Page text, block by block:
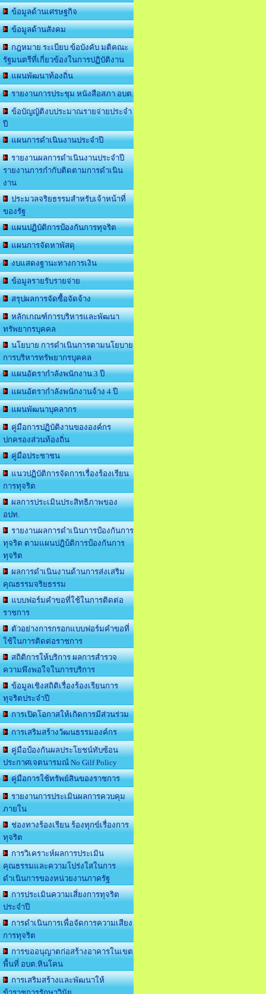
ข้อมูลด้านเศรษฐกิจ
ข้อมูลด้านสังคม
กฎหมาย ระเบียบ ข้อบังคับ มติคณะ
รัฐมนตรีที่เกี่ยวข้องในการปฏิบัติงาน
แผนพัฒนาท้องถิ่น
รายงานการประชุม หนังสือสภา อบต.
ข้อบัญญัติงบประมาณรายจ่ายประจำ
ปี
แผนการดำเนินงานประจำปี
รายงานผลการดำเนินงานประจำปี
รายงานการกำกับติดตามการดำเนิน
งาน
ประมวลจริยธรรมสำหรับเจ้าหน้าที่
ของรัฐ
แผนปฏิบัติการป้องกันการทุจริต
แผนการจัดหาพัสดุ
งบแสดงฐานะทางการเงิน
ข้อมูลรายรับรายจ่าย
สรุปผลการจัดซื้อจัดจ้าง
หลักเกณฑ์การบริหารและพัฒนา
ทรัพยากรบุคคล
นโยบาย การดำเนินการตามนโยบาย
การบริหารทรัพยากรบุคคล
แผนอัตรากำลังพนักงาน 3 ปี
แผนอัตรากำลังพนักงานจ้าง 4 ปี
แผนพัฒนาบุคลากร
คู่มือการปฏิบัติงานขององค์กร
ปกครองส่วนท้องถิ่น
คู่มือประชาชน
แนวปฏิบัติการจัดการเรื่องร้องเรียน
การทุจริต
ผลการประเมินประสิทธิภาพของ
อปท.
รายงานผลการดำเนินการป้องกันการ
ทุจริต ตามแผนปฎิบ้ติการป้องกันการ
ทุจริต
ผลการดำเนินงานด้านการส่งเสริม
คุณธรรมจริยธรรม
แบบฟอร์มคำขอที่ใช้ในการติดต่อ
ราชการ
ตัวอย่างการกรอกแบบฟอร์มคำขอที่
ใช้ในการติดต่อราชการ
สถิติการให้บริการ ผลการสำรวจ
ความพึงพอใจในการบริการ
ข้อมูลเชิงสถิติเรื่องร้องเรียนการ
ทุจริตประจำปี
การเปิดโอกาสให้เกิดการมีส่วนร่วม
การเสริมสร้างวัฒนธรรมองค์กร
คู่มือป้องกันผลประโยชน์ทับซ้อน
ประกาศเจตนารมณ์ No Gilf Policy
คู่มือการใช้ทรัพย์สินของราชการ
รายงานการประเมินผลการควบคุม
ภายใน
ช่องทางร้องเรียน ร้องทุกข์เรื่องการ
ทุจริต
การวิเคราะห์ผลการประเมิน
คุณธรรมและความโปร่งใสในการ
ดำเนินการของหน่วยงานภาครัฐ
การประเมินความเสี่ยงการทุจริต
ประจำปี
การดำเนินการเพื่อจัดการความเสียง
การทุจริต
การขออนุญาตก่อสร้างอาคารในเขต
พื้นที่ อบต.หินโคน
การเสริมสร้างและพัฒนาให้